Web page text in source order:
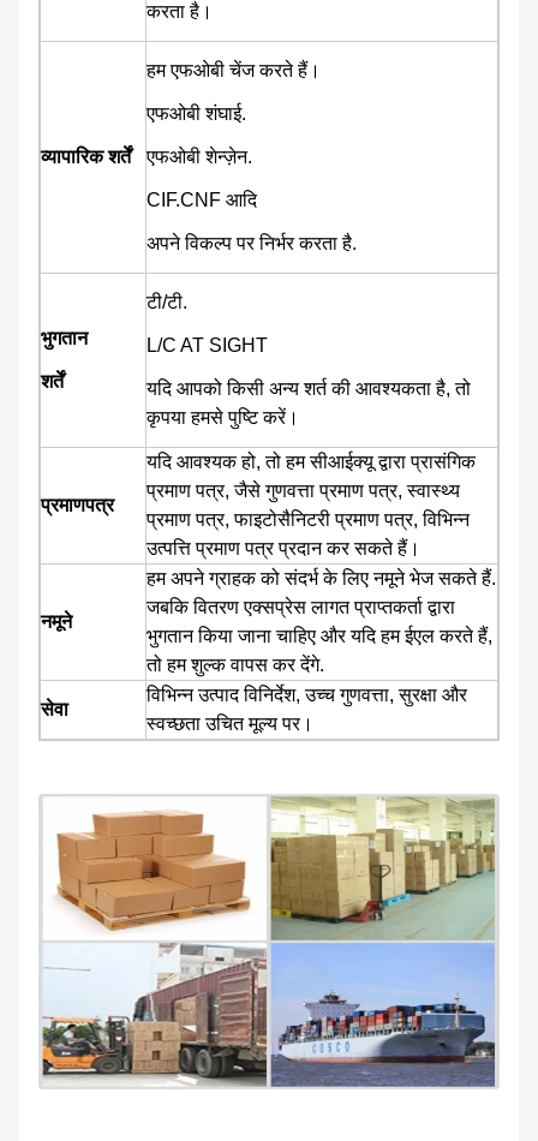
करता है।
व्यापारिक शर्तें
हम एफओबी चेंज करते हैं।
एफओबी शंघाई.
एफओबी शेन्ज़ेन.
CIF.CNF आदि
अपने विकल्प पर निर्भर करता है.
भुगतान
शर्तें
टी/टी.
L/C AT SIGHT
यदि आपको किसी अन्य शर्त की आवश्यकता है, तो
कृपया हमसे पुष्टि करें।
प्रमाणपत्र
यदि आवश्यक हो, तो हम सीआईक्यू द्वारा प्रासंगिक
प्रमाण पत्र, जैसे गुणवत्ता प्रमाण पत्र, स्वास्थ्य
प्रमाण पत्र, फाइटोसैनिटरी प्रमाण पत्र, विभिन्न
उत्पत्ति प्रमाण पत्र प्रदान कर सकते हैं।
नमूने
हम अपने ग्राहक को संदर्भ के लिए नमूने भेज सकते हैं.
जबकि वितरण एक्सप्रेस लागत प्राप्तकर्ता द्वारा
भुगतान किया जाना चाहिए और यदि हम ईएल करते हैं,
तो हम शुल्क वापस कर देंगे.
सेवा
विभिन्न उत्पाद विनिर्देश, उच्च गुणवत्ता, सुरक्षा और
स्वच्छता उचित मूल्य पर।